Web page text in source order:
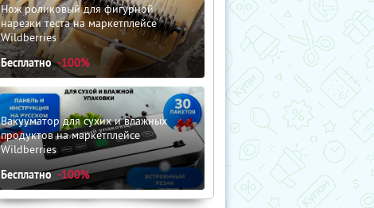
Нож роликовый для фигурной
нарезки теста на маркетплейсе
Wildberries
Бесплатно -100%
Вакууматор для сухих и влажных
продуктов на маркетплейсе
Wildberries
Бесплатно -100%